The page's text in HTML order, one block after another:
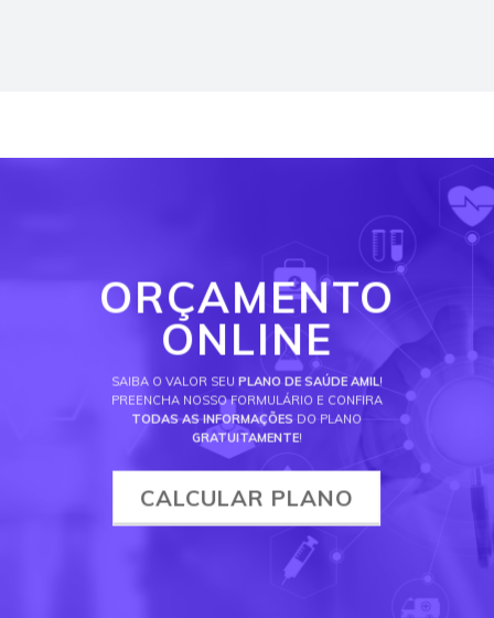
ORÇAMENTO
ONLINE
SAIBA O VALOR SEU PLANO DE SAÚDE AMIL!
PREENCHA NOSSO FORMULÁRIO E CONFIRA
TODAS AS INFORMAÇÕES DO PLANO
GRATUITAMENTE!
CALCULAR PLANO